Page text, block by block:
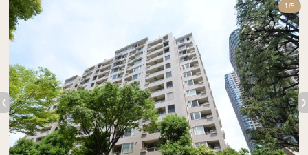
1/5